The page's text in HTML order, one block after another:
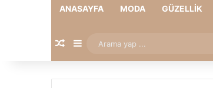
ANASAYFA MODA GÜZELLIK
Rastgele Makale
Kenar Bölmesi